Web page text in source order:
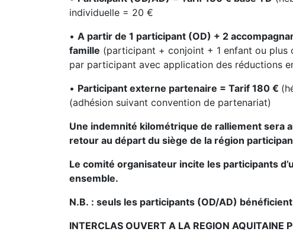
individuelle = 20 €
• A partir de 1 participant (OD) + 2
famille (participant + conjoint + 1 enfant ou
par participant avec application des réductions
• Participant externe partenaire = Tarif 180 €
(adhésion suivant convention de partenariat)
Une indemnité kilométrique de ralliement sera
retour au départ du siège de la région
Le comité organisateur incite les participants
ensemble.
N.B. : seuls les participants (OD/AD)
INTERCLAS OUVERT A LA REGION AQUITAINE